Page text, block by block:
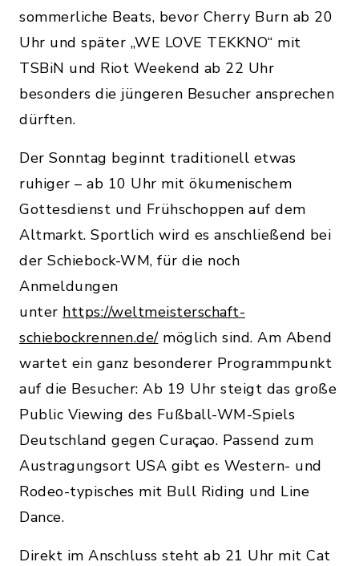
sommerliche Beats, bevor Cherry Burn ab 20
Uhr und später „WE LOVE TEKKNO“ mit
TSBiN und Riot Weekend ab 22 Uhr
besonders die jüngeren Besucher ansprechen
dürften.
Der Sonntag beginnt traditionell etwas
ruhiger – ab 10 Uhr mit ökumenischem
Gottesdienst und Frühschoppen auf dem
Altmarkt. Sportlich wird es anschließend bei
der Schiebock-WM, für die noch
Anmeldungen
unter https://weltmeisterschaft-
schiebockrennen.de/möglich sind. Am Abend
wartet ein ganz besonderer Programmpunkt
auf die Besucher: Ab 19 Uhr steigt das große
Public Viewing des Fußball-WM-Spiels
Deutschland gegen Curaçao. Passend zum
Austragungsort USA gibt es Western- und
Rodeo-typisches mit Bull Riding und Line
Dance.
Direkt im Anschluss steht ab 21 Uhr mit Cat